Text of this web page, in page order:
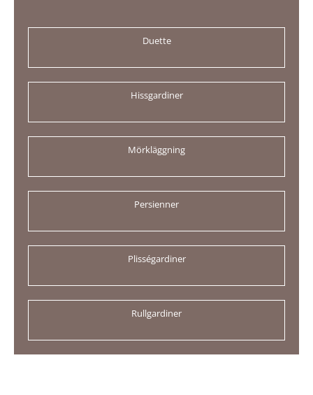
Duette
Hissgardiner
Mörkläggning
Persienner
Plisségardiner
Rullgardiner